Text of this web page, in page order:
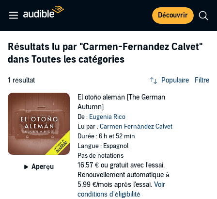
Découvrir
Résultats lu par "Carmen-Fernandez Calvet"
dans Toutes les catégories
1 résultat Populaire Filtre
Aperçu
El otoño alemán [The German
Autumn]
De : Eugenia Rico
Lu par :Carmen Fernández Calvet
Durée : 6 h et 52 min
Langue : Espagnol
Pas de notations
16,57 € ou gratuit avec l'essai.
Renouvellement automatique à
5,99 €/mois après l'essai. Voir
conditions d'éligibilité